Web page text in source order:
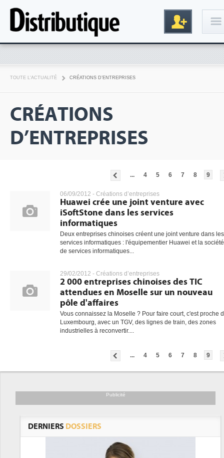
TOUTE L'ACTUALITÉ CRÉATIONS D’ENTREPRISES
CRÉATIONS
D’ENTREPRISES
... 4 5 6 7 8 9
06/09/2012 - Créations d’entreprises
Huawei crée une joint venture avec
iSoftStone dans les services
informatiques
Deux entreprises chinoises créent une joint venture dans les
services informatiques : l'équipementier Huawei et la société
de services informatiques...
29/02/2012 - Créations d’entreprises
2 000 entreprises chinoises des TIC
attendues en Moselle sur un nouveau
pôle d'affaires
Vous connaissez la Moselle ? Pour faire court, c'est proche
Luxembourg, avec un TGV, des lignes de train, des zones
industrielles à reconvertir....
... 4 5 6 7 8 9
Publicité
DERNIERS DOSSIERS